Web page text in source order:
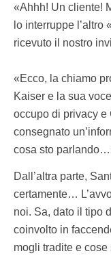
«Ahhh! Un cliente!
lo interruppe l’altro
ricevuto il nostro
«Ecco, la chiamo
Kaiser e la sua
occupo di privacy e
consegnato
cosa sto
Dall’altra parte,
certamente…
noi. Sa, dato il tipo
coinvolto in
mogli tradite e